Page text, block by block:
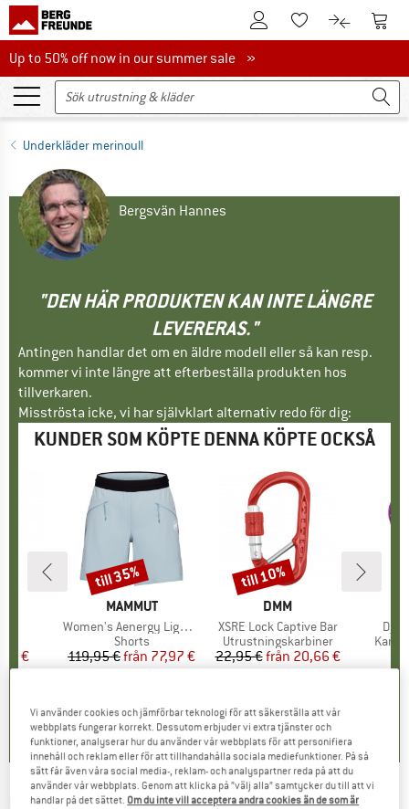
Till kundkontotTill minneslistan.
Till Till
Up to 50% off now in our summer sale
Up to 50% off now in our summer sale »
Underkläder merinoull
Bergsvän Hannes
"DEN HÄR PRODUKTEN KAN INTE LÄNGRE
LEVERERAS."
Antingen handlar det om en äldre modell eller så kan resp.
kommer vi inte längre att efterbeställa produkten hos
tillverkaren.
Misströsta icke, vi har självklart alternativ redo för dig:
KUNDER SOM KÖPTE DENNA KÖPTE OCKSÅ
pris
€
VARUMÄRKE
MAMMUT
Produkter
Women's Aenergy Light SO Shorts
Produktgrupp
Shorts
Pris
119,95 € Reducerat pris
från 77,97 €
0,0 (0
Rabatt
till 35%
VARUMÄRKE
DMM
Produkter
XSRE Lock Captive Bar
Produktgrupp
Utrustningskarbiner
Pris
22,95 € Reducerat pris
från 20,66 €
4,8
Rabatt
till 10%
Vi använder cookies och jämförbar teknologi för att säkerställa att vår
webbplats fungerar korrekt. Dessutom erbjuder vi extra tjänster och
funktioner, analyserar hur du använder vår webbplats för att personifiera
innehåll och reklam eller för att tillhandahålla sociala mediefunktioner. På så
sätt får även våra social media-, reklam- och analyspartner reda på att du
använder vår webbplats. Genom att klicka på ”välj alla” samtycker du till att vi
handlar på det sättet. Om du inte vill acceptera andra cookies än de som är